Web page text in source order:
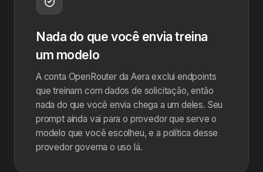
Nada do que você envia treina
um modelo
A conta OpenRouter da Aera exclui endpoints
que treinam com dados de solicitação, então
nada do que você envia chega a um deles. Seu
prompt ainda vai para o provedor que serve o
modelo que você escolheu, e a política desse
provedor governa o uso lá.